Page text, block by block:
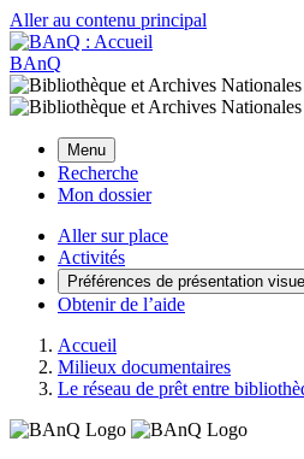
Aller au contenu principal
BAnQ
Menu
Recherche
Mon dossier
Aller sur place
Activités
Préférences de présentation
Obtenir de l’aide
Accueil
Milieux documentaires
Le réseau de prêt entre